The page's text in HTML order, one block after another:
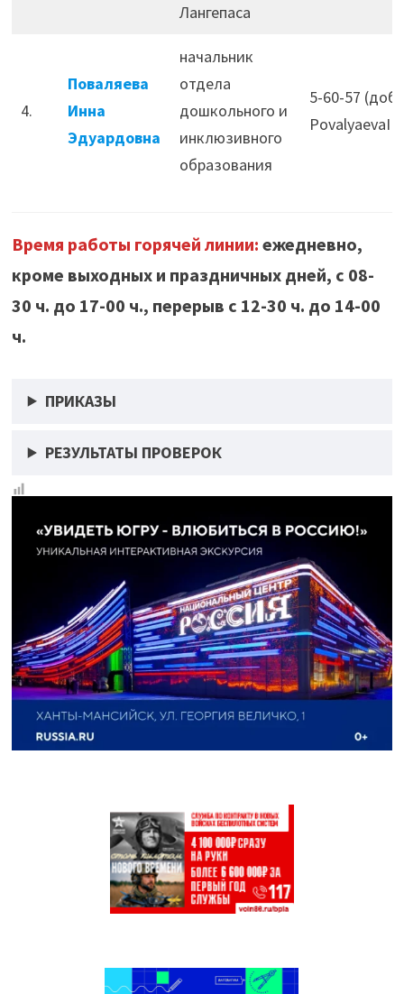
Лангепаса
4.
Поваляева
Инна
Эдуардовна
начальник
отдела
дошкольного и
инклюзивного
образования
5-60-57
Время работы горячей линии: ежедневно,
кроме выходных и праздничных дней, с 08-
30 ч. до 17-00 ч., перерыв с 12-30 ч. до 14-00
ч.
ПРИКАЗЫ
РЕЗУЛЬТАТЫ ПРОВЕРОК